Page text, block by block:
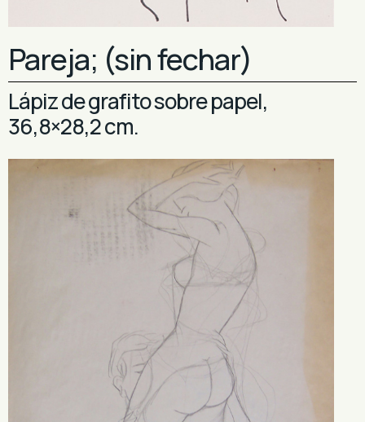
Pareja; (sin fechar)
Lápiz de grafito sobre papel,
36,8×28,2 cm.